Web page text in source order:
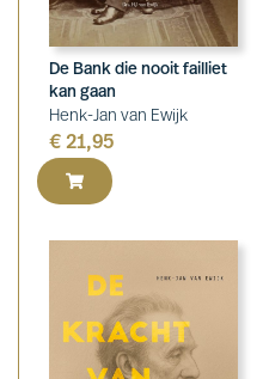
De Bank die nooit failliet
kan gaan
Henk-Jan van Ewijk
€ 21,95